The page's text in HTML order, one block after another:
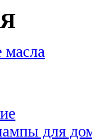
для